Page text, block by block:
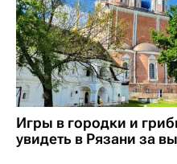
Игры в городки и
увидеть в Рязани за